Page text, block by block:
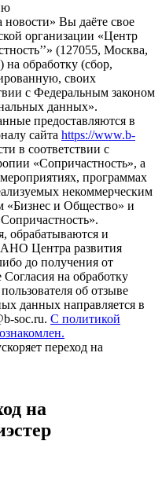
Вы даёте свое
организации «Центр
(127055, Москва,
на обработку (сбор,
своих
с Федеральным законом
данных».
предоставляются в
сайта https://www.b-
в соответствии с
«Сопричастность», а
программах
некоммерческим
«Бизнес и Общество» и
обрабатываются и
Центра развития
до получения от
Согласия на обработку
об отзыве
данных направляется в
soc.ru. С политикой
переход на
на